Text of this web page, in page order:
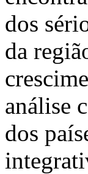
dos
da
análise
dos